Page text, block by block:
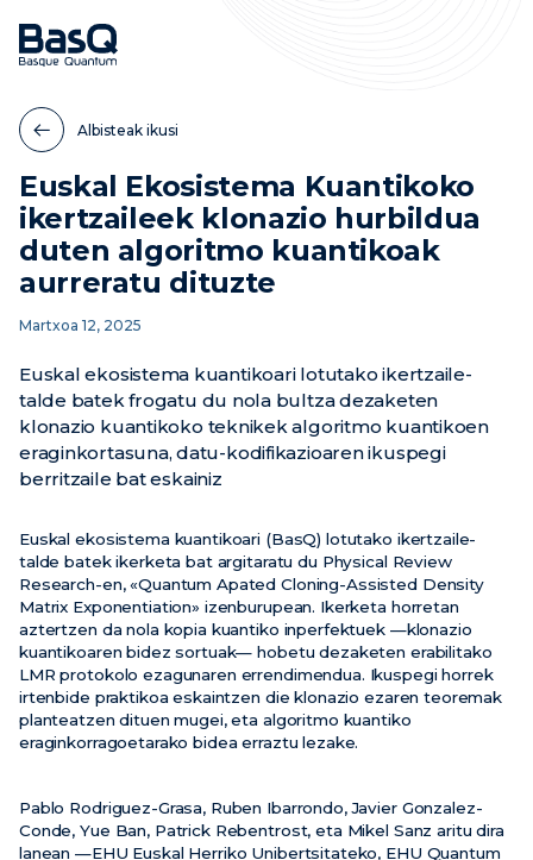
Albisteak ikusi
Euskal Ekosistema Kuantikoko
ikertzaileek klonazio hurbildua
duten algoritmo kuantikoak
aurreratu dituzte
Martxoa 12, 2025
Euskal ekosistema kuantikoari lotutako ikertzaile-
talde batek frogatu du nola bultza dezaketen
klonazio kuantikoko teknikek algoritmo kuantikoen
eraginkortasuna, datu-kodifikazioaren ikuspegi
berritzaile bat eskainiz
Euskal ekosistema kuantikoari (BasQ) lotutako ikertzaile-
talde batek ikerketa bat argitaratu du Physical Review
Research-en, «Quantum Apated Cloning-Assisted Density
Matrix Exponentiation» izenburupean. Ikerketa horretan
aztertzen da nola kopia kuantiko inperfektuek —klonazio
kuantikoaren bidez sortuak— hobetu dezaketen erabilitako
LMR protokolo ezagunaren errendimendua. Ikuspegi horrek
irtenbide praktikoa eskaintzen die klonazio ezaren teoremak
planteatzen dituen mugei, eta algoritmo kuantiko
eraginkorragoetarako bidea erraztu lezake.
Pablo Rodriguez-Grasa, Ruben Ibarrondo, Javier Gonzalez-
Conde, Yue Ban, Patrick Rebentrost, eta Mikel Sanz aritu dira
lanean —EHU Euskal Herriko Unibertsitateko, EHU Quantum